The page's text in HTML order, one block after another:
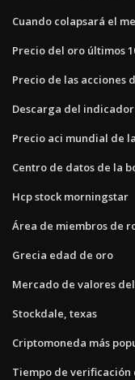
Cuando colapsará el
Precio del oro últimos
Precio de las acciones
Descarga del
Precio aci mundial de
Centro de datos de la
Hcp stock morningstar
Área de miembros de
Grecia edad de oro
Mercado de valores
Stockdale, texas
Criptomoneda más
Tiempo de verificación